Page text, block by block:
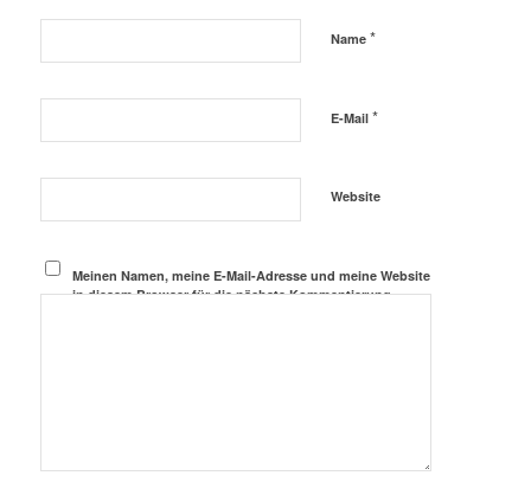
Name *
E-Mail *
Website
Meinen Namen, meine E-Mail-Adresse und meine Website
in diesem Browser für die nächste Kommentierung